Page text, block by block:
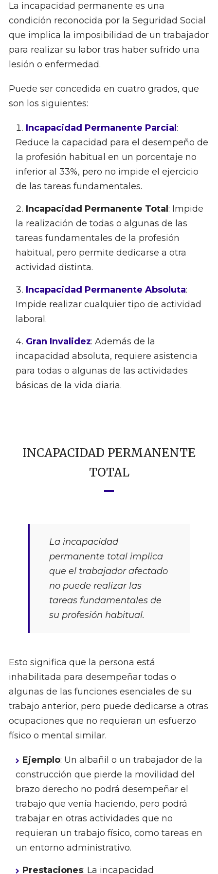
La incapacidad permanente es una
condición reconocida por la Seguridad Social
que implica la imposibilidad de un trabajador
para realizar su labor tras haber sufrido una
lesión o enfermedad.
Puede ser concedida en cuatro grados, que
son los siguientes:
Incapacidad Permanente Parcial :
Reduce la capacidad para el desempeño de
la profesión habitual en un porcentaje no
inferior al 33%, pero no impide el ejercicio
de las tareas fundamentales.
Incapacidad Permanente Total : Impide
la realización de todas o algunas de las
tareas fundamentales de la profesión
habitual, pero permite dedicarse a otra
actividad distinta.
Incapacidad Permanente Absoluta:
Impide realizar cualquier tipo de actividad
laboral.
Gran Invalidez: Además de la
incapacidad absoluta, requiere asistencia
para todas o algunas de las actividades
básicas de la vida diaria.
INCAPACIDAD PERMANENTE
TOTAL
La incapacidad
permanente total implica
que el trabajador afectado
no puede realizar las
tareas fundamentales de
su profesión habitual.
Esto significa que la persona está
inhabilitada para desempeñar todas o
algunas de las funciones esenciales de su
trabajo anterior, pero puede dedicarse a otras
ocupaciones que no requieran un esfuerzo
físico o mental similar.
Ejemplo: Un albañil o un trabajador de la
construcción que pierde la movilidad del
brazo derecho no podrá desempeñar el
trabajo que venía haciendo, pero podrá
trabajar en otras actividades que no
requieran un trabajo físico, como tareas en
un entorno administrativo.
Prestaciones: La incapacidad